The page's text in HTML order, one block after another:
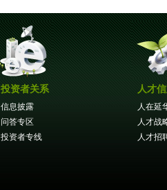
投资者关系
信息披露
问答专区
投资者专线
人才
人在延
人才战
人才招